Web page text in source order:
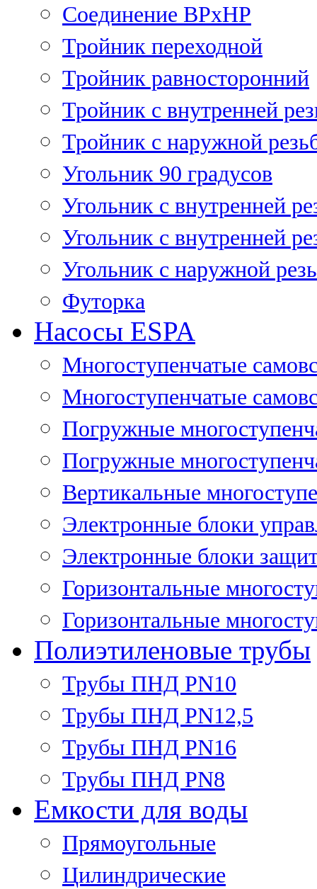
Соединение ВРхНР
Тройник переходной
Тройник равносторонний
Тройник с внутренней
Тройник с наружной
Угольник 90 градусов
Угольник c внутренней
Угольник с внутренней
Угольник с наружной
Футорка
Насосы ESPA
Многоступенчатые
Многоступенчатые
Погружные
Погружные
Вертикальные
Электронные блоки
Электронные блоки
Горизонтальные
Горизонтальные
Полиэтиленовые трубы
Трубы ПНД PN10
Трубы ПНД PN12,5
Трубы ПНД PN16
Трубы ПНД PN8
Емкости для воды
Прямоугольные
Цилиндрические